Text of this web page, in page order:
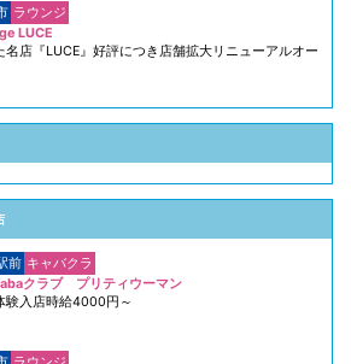
ラウンジ
LUCE
名店『LUCE』好評につき店舗拡大リニューアルオー
前 キャバクラ
クラブ プリティウーマン
験入店時給4000円～